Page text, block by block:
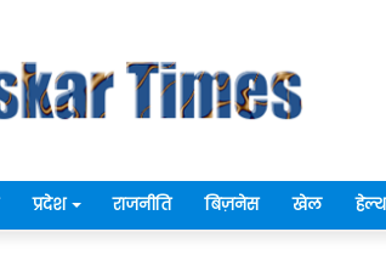
प्रदेश राजनीति बिज़नेस खेल हेल्थ